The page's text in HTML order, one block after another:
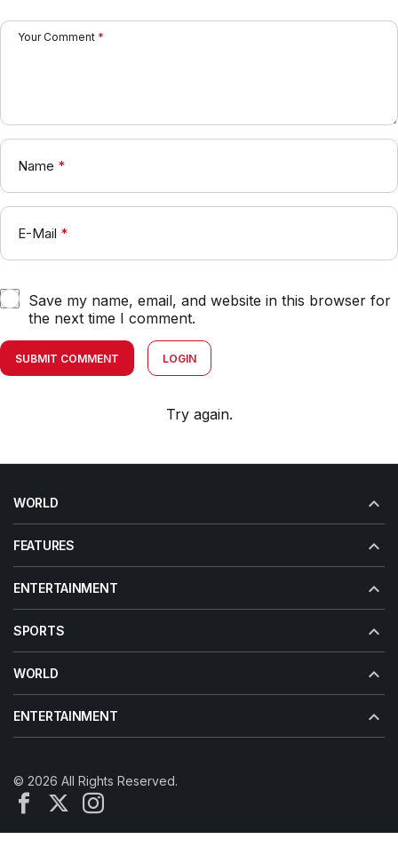
Your Comment *
Name *
E-Mail *
Save my name, email, and website in this browser for
the next time I comment.
SUBMIT COMMENT LOGIN
Try again.
WORLD
FEATURES
ENTERTAINMENT
SPORTS
WORLD
ENTERTAINMENT
© 2026 All Rights Reserved.